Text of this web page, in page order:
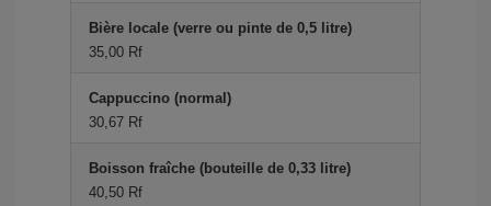
Bière locale (verre ou pinte de 0,5 litre)
35,00 Rf
Cappuccino (normal)
30,67 Rf
Boisson fraîche (bouteille de 0,33 litre)
40,50 Rf